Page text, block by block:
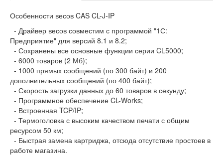
Особенности весов CAS CL-J-IP
- Драйвер весов совместим с программой "1С:
Предприятие" для версий 8.1 и 8.2;
- Сохранены все основные функции серии CL5000;
- 6000 товаров (2 Мб);
- 1000 прямых сообщений (по 300 байт) и 200
дополнительных сообщений (по 400 байт);
- Скорость загрузки данных до 60 товаров в секунду;
- Программное обеспечение CL-Works;
- Встроенная TCP/IP;
- Термоголовка с высоким качеством печати с общим
ресурсом 50 км;
- Быстрая замена картриджа, отсюда отсутствие простоев в
работе магазина.